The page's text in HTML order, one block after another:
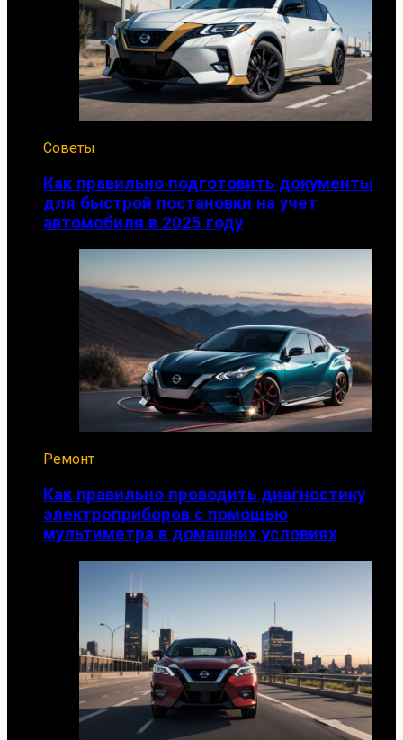
Советы
Как правильно подготовить документы
для быстрой постановки на учет
автомобиля в 2025 году
Ремонт
Как правильно проводить диагностику
электроприборов с помощью
мультиметра в домашних условиях